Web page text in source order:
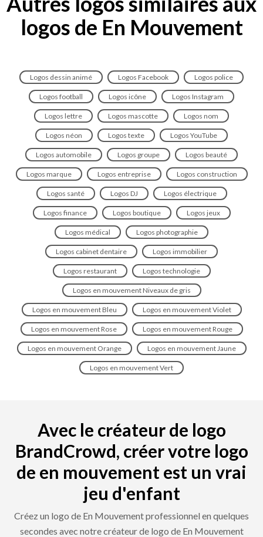
logos de En Mouvement
Logos dessin animé Logos Facebook Logos police
Logos football Logos icône Logos Instagram
Logos lettre Logos mascotte Logos nom
Logos néon Logos texte Logos YouTube
Logos automobile Logos groupe Logos beauté
Logos marque Logos entreprise Logos construction
Logos santé Logos DJ Logos électrique
Logos finance Logos boutique Logos jeux
Logos médical Logos photographie
Logos cabinet dentaire Logos immobilier
Logos restaurant Logos technologie
Logos en mouvement Niveaux de gris
Logos en mouvement Bleu Logos en mouvement Violet
Logos en mouvement Rose Logos en mouvement Rouge
Logos en mouvement Orange Logos en mouvement Jaune
Logos en mouvement Vert
Avec le créateur de logo
BrandCrowd, créer votre logo
de en mouvement est un vrai
jeu d'enfant
Créez un logo de En Mouvement professionnel en quelques
secondes avec notre créateur de logo de En Mouvement